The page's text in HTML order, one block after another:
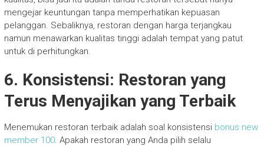
mengejar keuntungan tanpa memperhatikan kepuasan
pelanggan. Sebaliknya, restoran dengan harga terjangkau
namun menawarkan kualitas tinggi adalah tempat yang patut
untuk di perhitungkan.
6. Konsistensi: Restoran yang
Terus Menyajikan yang Terbaik
Menemukan restoran terbaik adalah soal konsistensi bonus new
member 100. Apakah restoran yang Anda pilih selalu